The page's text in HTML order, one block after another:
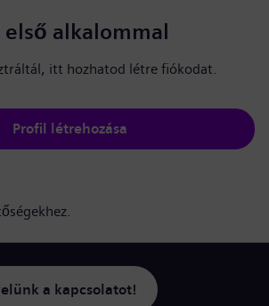
alkalommal
itt hozhatod létre fiókodat.
Profil létrehozása
a kapcsolatot!